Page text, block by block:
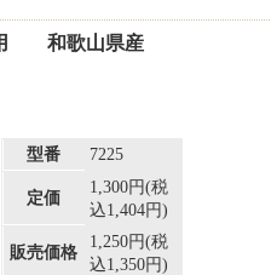
和歌山県産
型番 7225
定価
1,300円(税
込1,404円)
販売価格
1,250円(税
込1,350円)